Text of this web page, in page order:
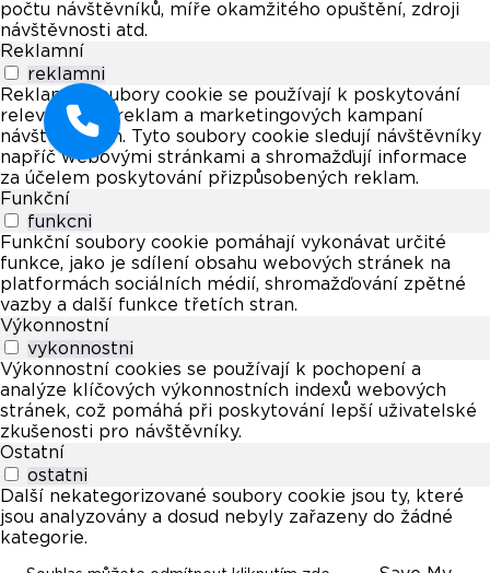
počtu návštěvníků, míře okamžitého opuštění, zdroji
návštěvnosti atd.
Reklamní
reklamni
Reklamní soubory cookie se používají k poskytování
relevantních reklam a marketingových kampaní
návštěvníkům. Tyto soubory cookie sledují návštěvníky
napříč webovými stránkami a shromažďují informace
za účelem poskytování přizpůsobených reklam.
Funkční
funkcni
Funkční soubory cookie pomáhají vykonávat určité
funkce, jako je sdílení obsahu webových stránek na
platformách sociálních médií, shromažďování zpětné
vazby a další funkce třetích stran.
Výkonnostní
vykonnostni
Výkonnostní cookies se používají k pochopení a
analýze klíčových výkonnostních indexů webových
stránek, což pomáhá při poskytování lepší uživatelské
zkušenosti pro návštěvníky.
Ostatní
ostatni
Další nekategorizované soubory cookie jsou ty, které
jsou analyzovány a dosud nebyly zařazeny do žádné
kategorie.